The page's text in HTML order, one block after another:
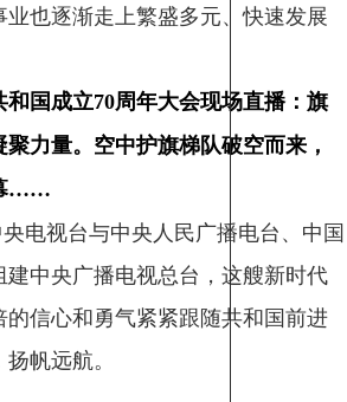
也逐渐走上繁盛多元、快速发展
和国成立70周年大会现场直播：旗
力量。空中护旗梯队破空而来，
……
电视台与中央人民广播电台、中国
中央广播电视总台，这艘新时代
信心和勇气紧紧跟随共和国前进
帆远航。